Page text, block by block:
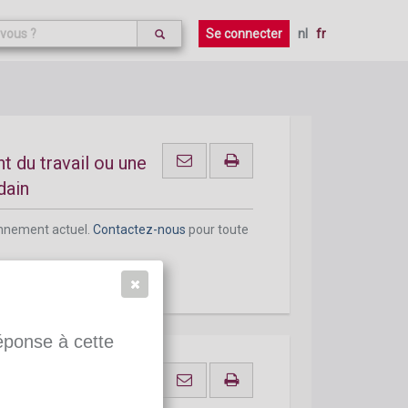
Se connecter nl fr
du travail ou une
actuel. Contactez-nous pour toute
cause
à cette